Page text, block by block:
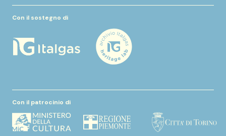
Con il sostegno di
Con il patrocinio di